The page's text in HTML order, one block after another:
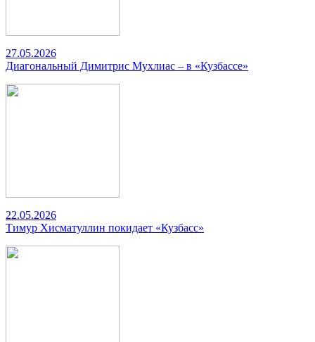
27.05.2026
Диагональный Димитрис Мухлиас – в «Кузбассе»
22.05.2026
Тимур Хисматуллин покидает «Кузбасс»